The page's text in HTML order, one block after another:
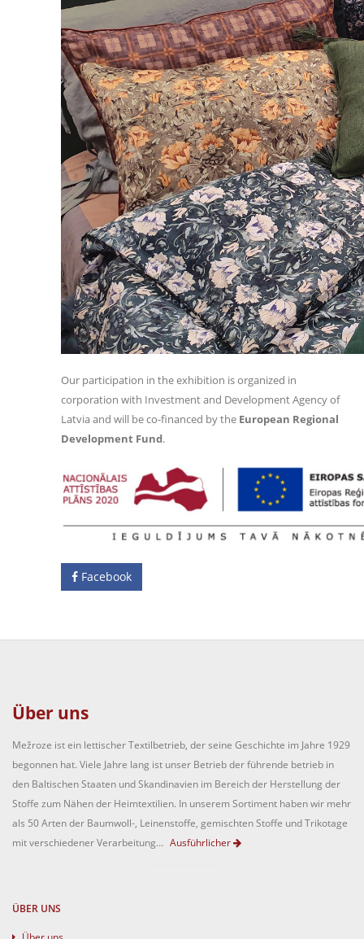
Our participation in the exhibition is organized in
corporation with Investment and Development Agency of
Latvia and will be co-financed by the European Regional
Development Fund.
Facebook
Über uns
Mežroze ist ein lettischer Textilbetrieb, der seine Geschichte im Jahre 1929
begonnen hat. Viele Jahre lang ist unser Betrieb der führende betrieb in
den Baltischen Staaten und Skandinavien im Bereich der Herstellung der
Stoffe zum Nähen der Heimtextilien. In unserem Sortiment haben wir mehr
als 50 Arten der Baumwoll-, Leinenstoffe, gemischten Stoffe und Trikotage
mit verschiedener Verarbeitung… Ausführlicher
ÜBER UNS